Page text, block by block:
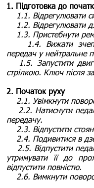
1. Підготовка до
1.1. Відрегулювати
1.2. Відрегулювати
1.3. Пристебнути
1.4. Вижати
передач у нейтральне
1.5. Запустити
стрілкою. Ключ після
2. Початок руху
2.1. Увімкнути
2.2. Натиснути
передачу.
2.3. Відпустити
2.4. Подивитися в
2.5. Відпустити
утримувати її до
відпустити повністю.
2.6. Вимкнути